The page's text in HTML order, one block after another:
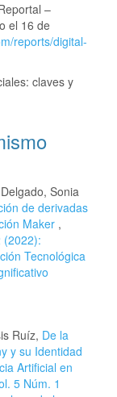
–
el 16 de
reports/digital-
claves y
Sonia
de derivadas
Maker ,
(2022):
Tecnológica
Ruíz, De la
y su Identidad
Artificial en
5 Núm. 1